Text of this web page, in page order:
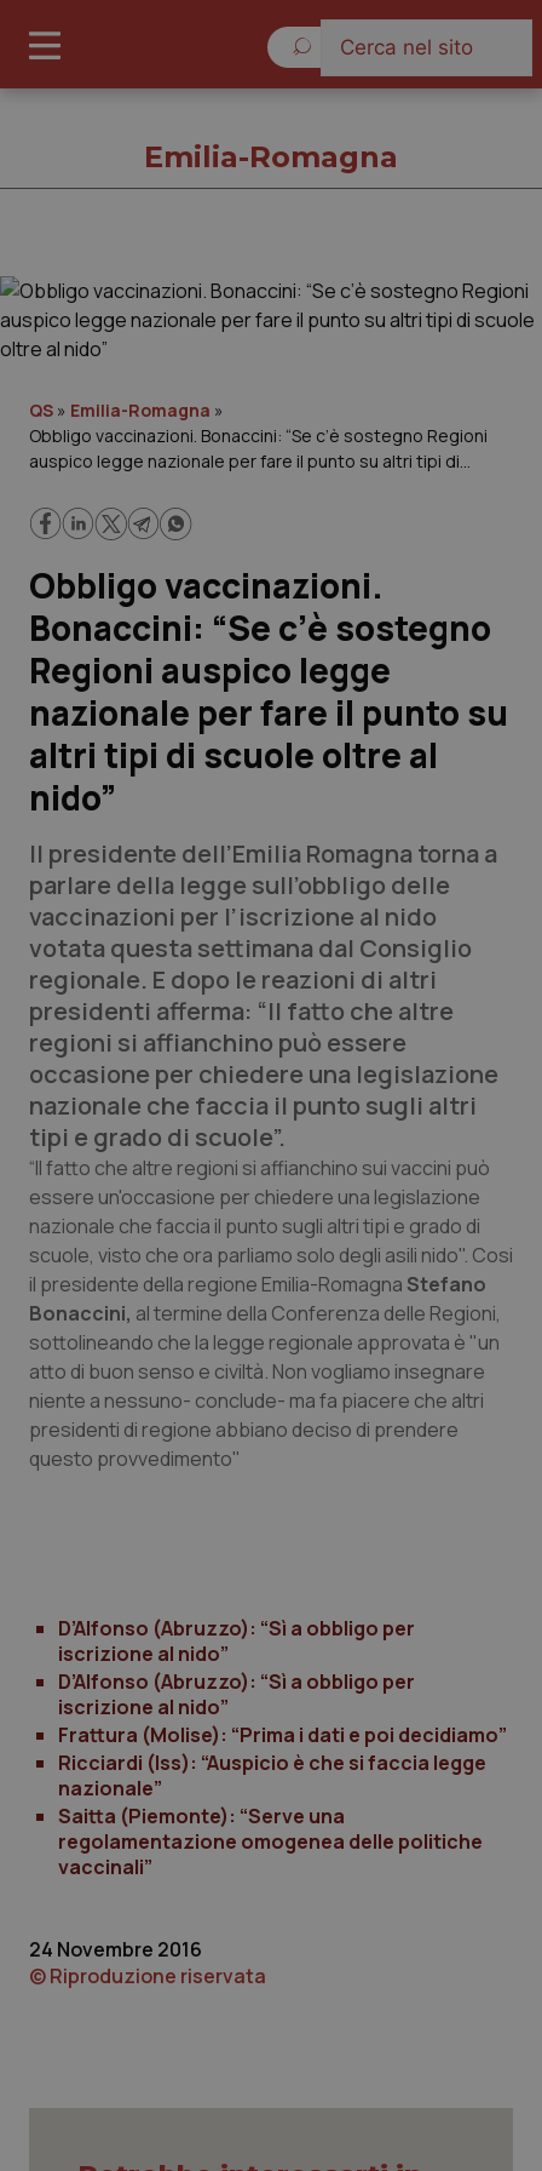
Cronache
Governo e Parlamento
Regioni e Asl
Lavoro e Professioni
Scienza e Farmaci
Studi e Analisi
Lettere al direttore
Edizioni Regionali
QS Pro
Professionisti Sanitari.AI
Abruzzo
Basilicata
Calabria
Campania
Emilia-Romagna
Friuli Venezia Giulia
Lazio
Liguria
Piemonte
Provincia Autonoma di Bolzano
Provincia Autonoma di Trento
Puglia
Sicilia
Umbria
QS Pro Gold
Artrite & artrosi
Asma & BPCO
Car-T
Colesterolo & coronaropatie
Dermatite Atopica
Diabete & glucometri
Disturbi dell’umore
HIV
Infezioni & Febbre
Ipertensione & Scompenso
Malattie rare
Neuroscienze & patologie neurodegenerative
Oftalmologia
QS Club Newsletter
Emilia-Romagna
QS » Emilia-Romagna »
Obbligo vaccinazioni. Bonaccini: “Se c’è sostegno Regioni
auspico legge nazionale per fare il punto su altri tipi di
Obbligo vaccinazioni.
Bonaccini: “Se c’è sostegno
Regioni auspico legge
nazionale per fare il punto su
altri tipi di scuole oltre al
nido”
Il presidente dell’Emilia Romagna torna a
parlare della legge sull’obbligo delle
vaccinazioni per l’iscrizione al nido
votata questa settimana dal Consiglio
regionale. E dopo le reazioni di altri
presidenti afferma: “Il fatto che altre
regioni si affianchino può essere
occasione per chiedere una legislazione
nazionale che faccia il punto sugli altri
tipi e grado di scuole”.
“Il fatto che altre regioni si affianchino sui vaccini può
essere un'occasione per chiedere una legislazione
nazionale che faccia il punto sugli altri tipi e grado di
scuole, visto che ora parliamo solo degli asili nido". Cosi
il presidente della regione Emilia-Romagna Stefano
Bonaccini, al termine della Conferenza delle Regioni,
sottolineando che la legge regionale approvata è "un
atto di buon senso e civiltà. Non vogliamo insegnare
niente a nessuno- conclude- ma fa piacere che altri
presidenti di regione abbiano deciso di prendere
questo provvedimento"
D’Alfonso (Abruzzo): “Sì a obbligo per
iscrizione al nido”
D’Alfonso (Abruzzo): “Sì a obbligo per
iscrizione al nido”
Frattura (Molise): “Prima i dati e poi decidiamo”
Ricciardi (Iss): “Auspicio è che si faccia legge
nazionale”
Saitta (Piemonte): “Serve una
regolamentazione omogenea delle politiche
vaccinali”
24 Novembre 2016
© Riproduzione riservata